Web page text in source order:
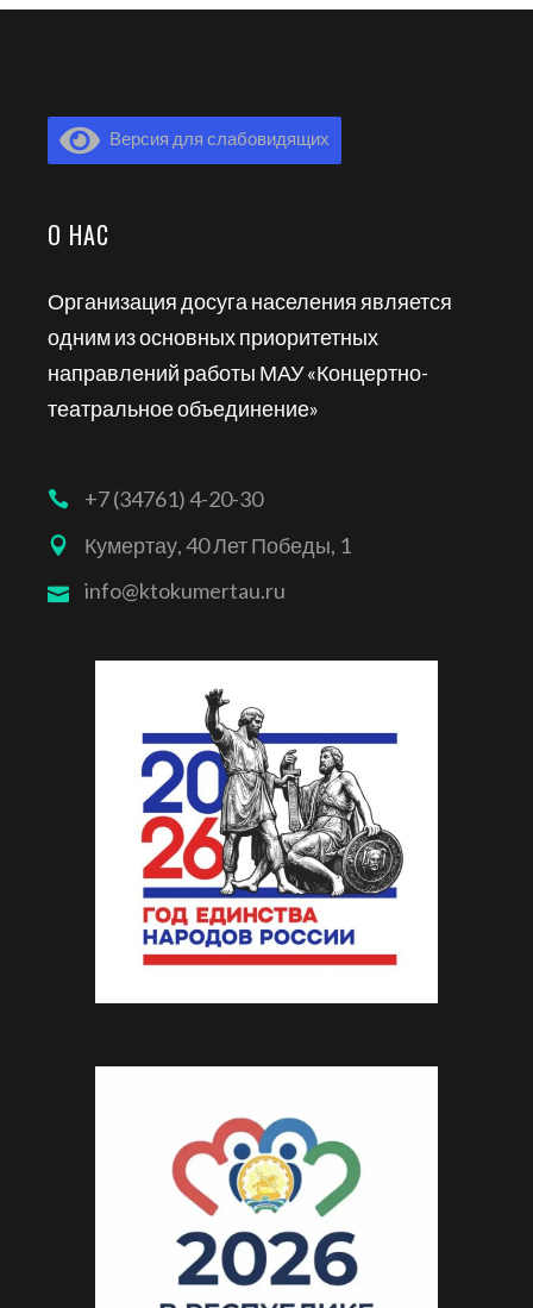
Версия для слабовидящих
О НАС
Организация досуга населения является
одним из основных приоритетных
направлений работы МАУ «Концертно-
театральное объединение»
+7 (34761) 4-20-30
Кумертау, 40 Лет Победы, 1
info@ktokumertau.ru